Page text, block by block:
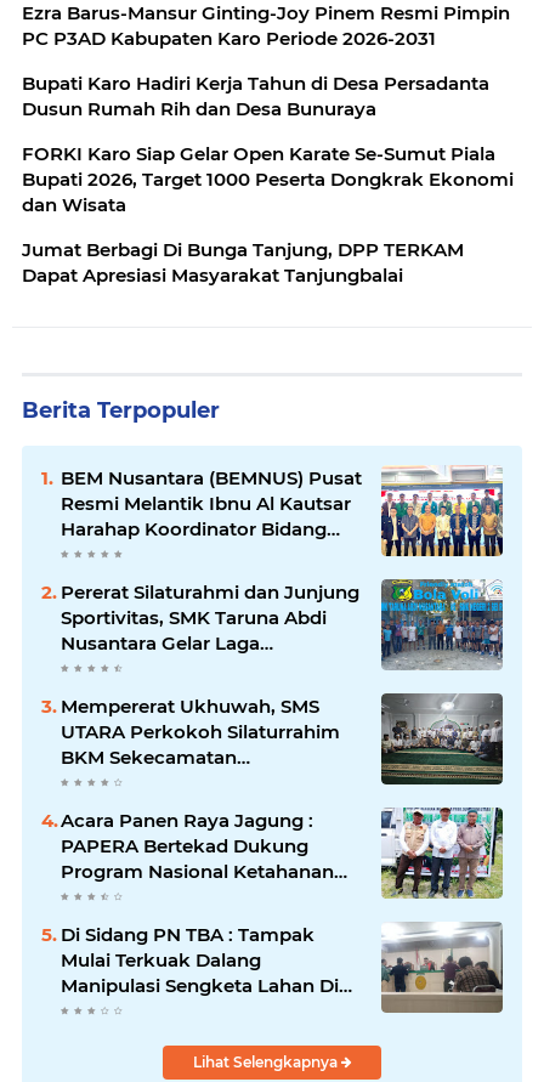
Ezra Barus-Mansur Ginting-Joy Pinem Resmi Pimpin
PC P3AD Kabupaten Karo Periode 2026-2031
Bupati Karo Hadiri Kerja Tahun di Desa Persadanta
Dusun Rumah Rih dan Desa Bunuraya
FORKI Karo Siap Gelar Open Karate Se-Sumut Piala
Bupati 2026, Target 1000 Peserta Dongkrak Ekonomi
dan Wisata
Jumat Berbagi Di Bunga Tanjung, DPP TERKAM
Dapat Apresiasi Masyarakat Tanjungbalai
Berita Terpopuler
BEM Nusantara (BEMNUS) Pusat
Resmi Melantik Ibnu Al Kautsar
Harahap Koordinator Bidang
(Korbid) BEMNUS Periode
2024/2025
Pererat Silaturahmi dan Junjung
Sportivitas, SMK Taruna Abdi
Nusantara Gelar Laga
Persahabatan Bola Voli Putra
Mempererat Ukhuwah, SMS
UTARA Perkokoh Silaturrahim
BKM Sekecamatan
Padangsidimpuan Utara di
Acara Panen Raya Jagung :
PAPERA Bertekad Dukung
Program Nasional Ketahanan
Pangan Di Kota Kerang
Tanjungbalai
Di Sidang PN TBA : Tampak
Mulai Terkuak Dalang
Manipulasi Sengketa Lahan Di
Asahan Mati
Lihat Selengkapnya